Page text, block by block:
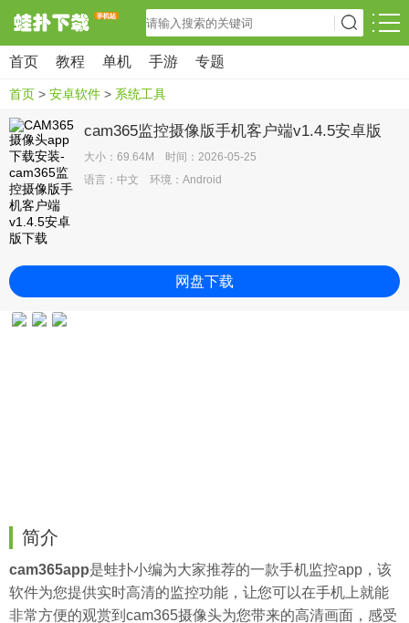
首页 教程 单机 手游 专题
首页 > 安卓软件 > 系统工具
cam365监控摄像版手机客户端v1.4.5安卓版
大小：69.64M 时间：2026-05-25
语言：中文 环境：Android
网盘下载
简介
cam365app是蛙扑小编为大家推荐的一款手机监控app，该
软件为您提供实时高清的监控功能，让您可以在手机上就能
非常方便的观赏到cam365摄像头为您带来的高清画面，感受